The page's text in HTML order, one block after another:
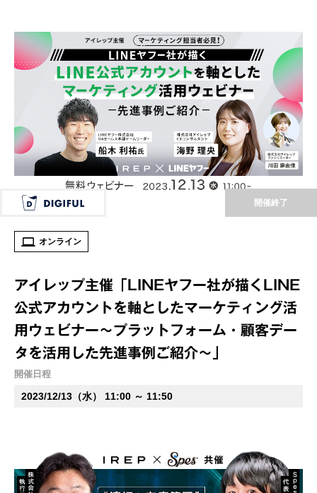
開催終了
オンライン
アイレップ主催「LINEヤフー社が描くLINE
公式アカウントを軸としたマーケティング活
用ウェビナー～プラットフォーム・顧客デー
タを活用した先進事例ご紹介～」
開催日程
2023/12/13（水） 11:00 ～ 11:50